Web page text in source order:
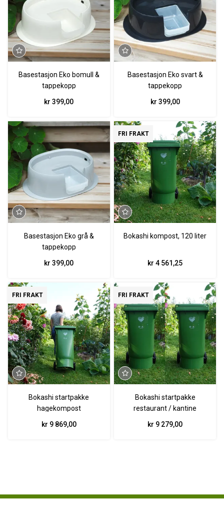
Basestasjon Eko bomull &
tappekopp
kr 399,00
Basestasjon Eko svart &
tappekopp
kr 399,00
Basestasjon Eko grå &
tappekopp
kr 399,00
FRI FRAKT
Bokashi kompost, 120 liter
kr 4 561,25
FRI FRAKT
Bokashi startpakke
hagekompost
kr 9 869,00
FRI FRAKT
Bokashi startpakke
restaurant / kantine
kr 9 279,00